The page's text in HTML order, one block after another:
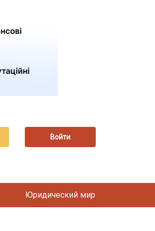
Войти
Юридический мир